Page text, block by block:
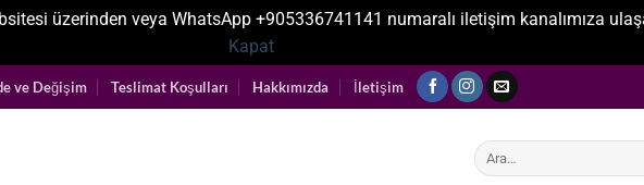
üzerinden veya WhatsApp +905336741141 numaralı iletişim kanalımıza
Kapat
ve Değişim Teslimat Koşulları Hakkımızda İletişim
Ara: